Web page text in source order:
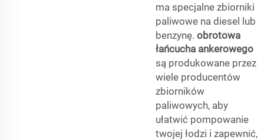
ma specjalne zbiorniki
paliwowe na diesel lub
benzynę. obrotowa
łańcucha ankerowego
są produkowane przez
wiele producentów
zbiorników
paliwowych, aby
ułatwić pompowanie
twojej łodzi i zapewnić,